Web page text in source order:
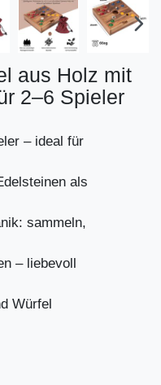
aus Holz mit
2–6 Spieler
– ideal für
als
sammeln,
– liebevoll
Würfel